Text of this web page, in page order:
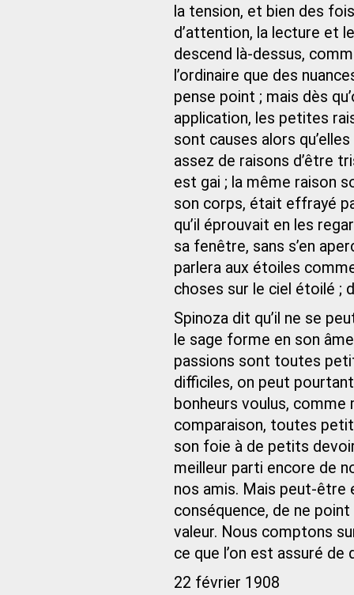
la tension, et bien des
d’attention, la lecture et
descend là-dessus,
l’ordinaire que des
pense point ; mais dès
application, les petites
sont causes alors
assez de raisons d’être
est gai ; la même raison
son corps, était effrayé
qu’il éprouvait en les
sa fenêtre, sans s’en
parlera aux étoiles
choses sur le ciel étoilé ;
Spinoza dit qu’il ne se
le sage forme en son
passions sont toutes
difficiles, on peut
bonheurs voulus,
comparaison, toutes
son foie à de petits
meilleur parti encore de
nos amis. Mais peut-être
conséquence, de ne
valeur. Nous comptons
ce que l’on est assuré de
22 février 1908